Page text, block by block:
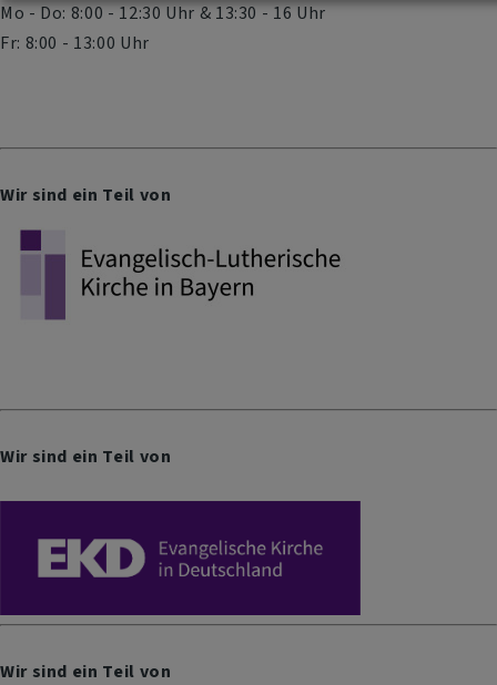
Mo - Do: 8:00 - 12:30 Uhr & 13:30 - 16 Uhr
Fr: 8:00 - 13:00 Uhr
Wir sind ein Teil von
Wir sind ein Teil von
Wir sind ein Teil von